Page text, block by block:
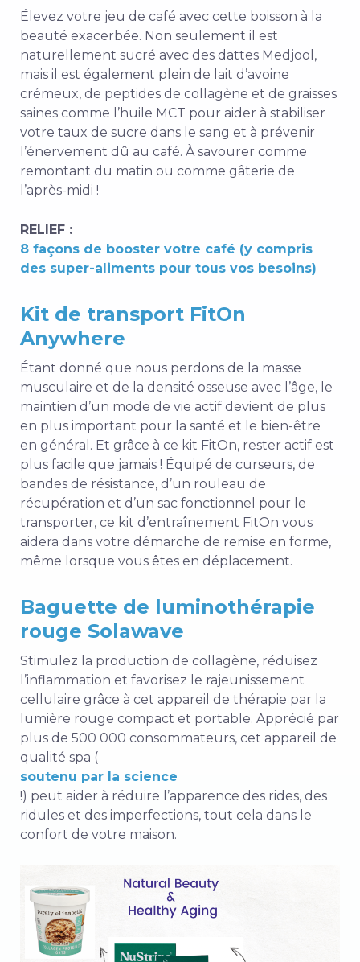
Élevez votre jeu de café avec cette boisson à la
beauté exacerbée. Non seulement il est
naturellement sucré avec des dattes Medjool,
mais il est également plein de lait d’avoine
crémeux, de peptides de collagène et de graisses
saines comme l’huile MCT pour aider à stabiliser
votre taux de sucre dans le sang et à prévenir
l’énervement dû au café. À savourer comme
remontant du matin ou comme gâterie de
l’après-midi !
RELIEF :
8 façons de booster votre café (y compris
des super-aliments pour tous vos besoins)
Kit de transport FitOn
Anywhere
Étant donné que nous perdons de la masse
musculaire et de la densité osseuse avec l’âge, le
maintien d’un mode de vie actif devient de plus
en plus important pour la santé et le bien-être
en général. Et grâce à ce kit FitOn, rester actif est
plus facile que jamais ! Équipé de curseurs, de
bandes de résistance, d’un rouleau de
récupération et d’un sac fonctionnel pour le
transporter, ce kit d’entraînement FitOn vous
aidera dans votre démarche de remise en forme,
même lorsque vous êtes en déplacement.
Baguette de luminothérapie
rouge Solawave
Stimulez la production de collagène, réduisez
l’inflammation et favorisez le rajeunissement
cellulaire grâce à cet appareil de thérapie par la
lumière rouge compact et portable. Apprécié par
plus de 500 000 consommateurs, cet appareil de
qualité spa (
soutenu par la science
!) peut aider à réduire l’apparence des rides, des
ridules et des imperfections, tout cela dans le
confort de votre maison.